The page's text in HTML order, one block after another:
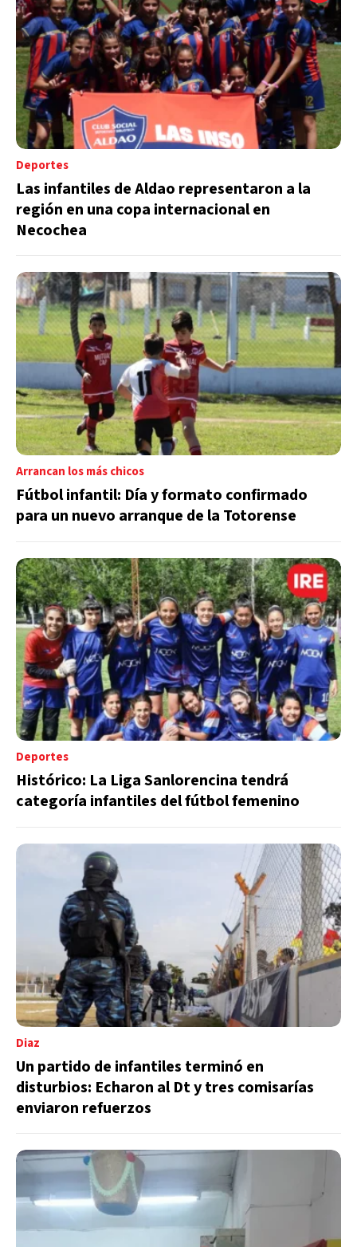
Deportes
Las infantiles de Aldao representaron a la
región en una copa internacional en
Necochea
Arrancan los más chicos
Fútbol infantil: Día y formato confirmado
para un nuevo arranque de la Totorense
Deportes
Histórico: La Liga Sanlorencina tendrá
categoría infantiles del fútbol femenino
Diaz
Un partido de infantiles terminó en
disturbios: Echaron al Dt y tres comisarías
enviaron refuerzos